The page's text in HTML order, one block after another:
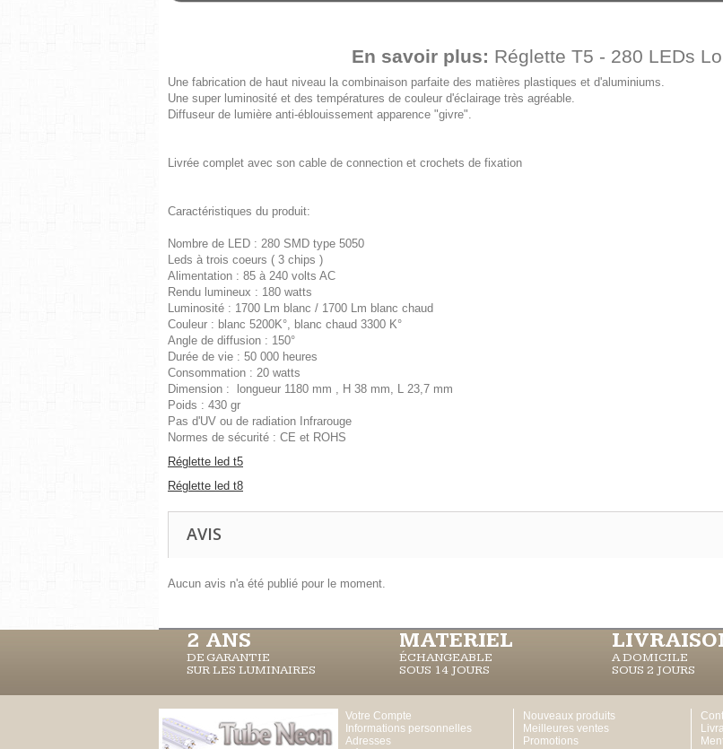
En savoir plus: Réglette T5 - 280 LEDs
Une fabrication de haut niveau la combinaison parfaite des matières plastiques et d'aluminiums.
Une super luminosité et des températures de couleur d'éclairage très agréable.
Diffuseur de lumière anti-éblouissement apparence "givre".
Livrée complet avec son cable de connection et crochets de fixation
Caractéristiques du produit:
Nombre de LED : 280 SMD type 5050
Leds à trois coeurs ( 3 chips )
Alimentation : 85 à 240 volts AC
Rendu lumineux : 180 watts
Luminosité : 1700 Lm blanc / 1700 Lm blanc chaud
Couleur : blanc 5200K°, blanc chaud 3300 K°
Angle de diffusion : 150°
Durée de vie : 50 000 heures
Consommation : 20 watts
Dimension : longueur 1180 mm , H 38 mm, L 23,7 mm
Poids : 430 gr
Pas d'UV ou de radiation Infrarouge
Normes de sécurité : CE et ROHS
Réglette led t5
Réglette led t8
AVIS
Aucun avis n'a été publié pour le moment.
2 ANS
DE GARANTIE
SUR LES LUMINAIRES
MATERIEL
ÉCHANGEABLE
SOUS 14 JOURS
A DOMICILE
SOUS 2 JOURS
Votre Compte
Informations personnelles
Adresses
Nouveaux produits
Meilleures ventes
Promotions